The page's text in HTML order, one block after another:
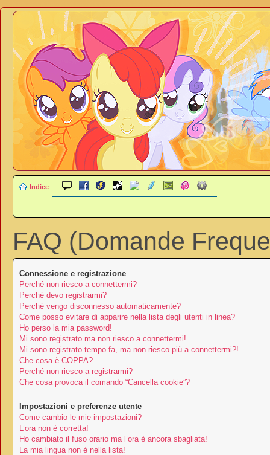
Indice
FAQ (Domande
Connessione e registrazione
Perché non riesco a connettermi?
Perché devo registrarmi?
Perché vengo disconnesso automaticamente?
Come posso evitare di apparire nella lista degli utenti in linea?
Ho perso la mia password!
Mi sono registrato ma non riesco a connettermi!
Mi sono registrato tempo fa, ma non riesco più a connettermi?!
Che cosa è COPPA?
Perché non riesco a registrarmi?
Che cosa provoca il comando “Cancella cookie”?
Impostazioni e preferenze utente
Come cambio le mie impostazioni?
L’ora non è corretta!
Ho cambiato il fuso orario ma l’ora è ancora sbagliata!
La mia lingua non è nella lista!